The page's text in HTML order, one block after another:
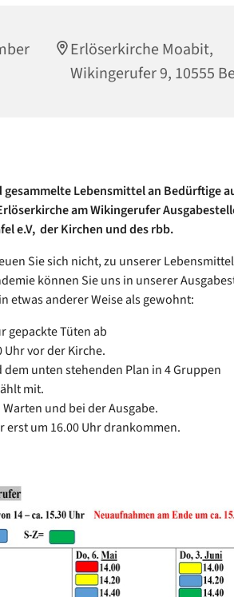
Erlöserkirche Moabit,
Wikingerufer 9, 10555
Lebensmittel an Bedürftige
am Wikingerufer
e.V, der Kirchen und des rbb.
Sie sich nicht, zu unserer
können Sie uns in unserer
etwas anderer Weise als gewohnt:
gepackte Tüten ab
Uhr vor der Kirche.
unten stehenden Plan in 4 Gruppen
mit.
und bei der Ausgabe.
um 16.00 Uhr drankommen.